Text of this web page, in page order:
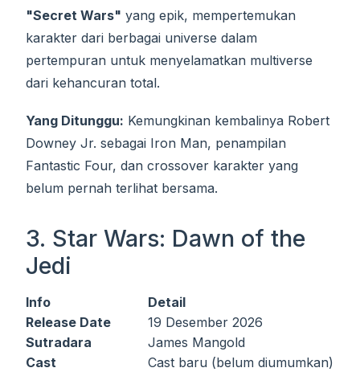
"Secret Wars" yang epik, mempertemukan
karakter dari berbagai universe dalam
pertempuran untuk menyelamatkan multiverse
dari kehancuran total.
Yang Ditunggu: Kemungkinan kembalinya Robert
Downey Jr. sebagai Iron Man, penampilan
Fantastic Four, dan crossover karakter yang
belum pernah terlihat bersama.
3. Star Wars: Dawn of the
Jedi
Info
Detail
Release Date
19 Desember 2026
Sutradara
James Mangold
Cast
Cast baru (belum diumumkan)